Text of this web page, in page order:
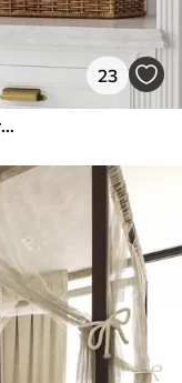
23
Versión con rayas repetidas en tonos grises y azules